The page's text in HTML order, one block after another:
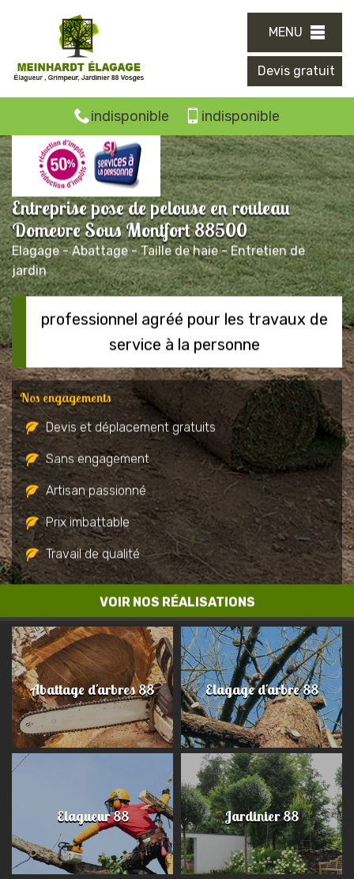
MENU
Devis gratuit
indisponible indisponible
Entreprise pose de pelouse en rouleau
Domevre Sous Montfort 88500
Elagage - Abattage - Taille de haie - Entretien de
jardin
VOIR NOS RÉALISATIONS
professionnel agréé pour les travaux de
service à la personne
Nos engagements
Devis et déplacement gratuits
Sans engagement
Artisan passionné
Prix imbattable
Travail de qualité
Abattage d'arbres 88 Elagage d'arbre 88
Elagueur 88 Jardinier 88